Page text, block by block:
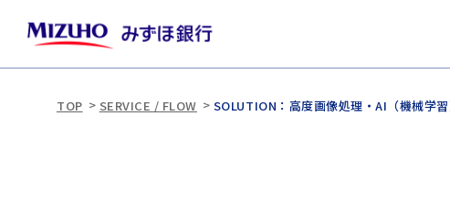
TOP SERVICE / FLOW SOLUTION：高度画像処理・AI（機械学